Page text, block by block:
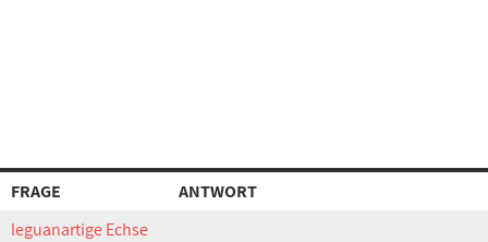
FRAGE
ANTWORT
leguanartige Echse